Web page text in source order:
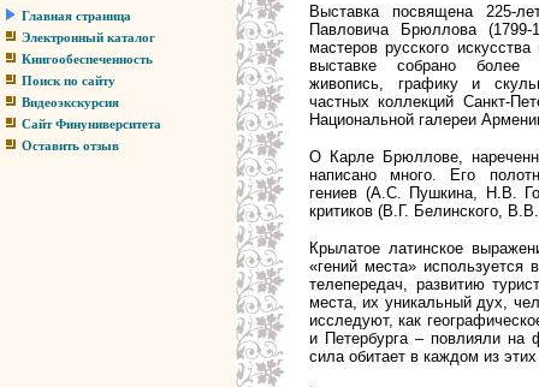
Главная страница
Электронный каталог
Книгообеспеченность
Поиск по сайту
Видеоэкскурсия
Сайт Финуниверситета
Оставить отзыв
Выставка посвящена 225-
Павловича Брюллова
мастеров русского
выставке собрано более
живопись, графику и
частных коллекций Санкт-
Национальной галереи
О Карле Брюллове,
написано много. Его
гениев (А.С. Пушкина, Н.В.
критиков (В.Г. Белинского,
Крылатое латинское
«гений места»
телепередач, развитию
места, их уникальный дух,
исследуют, как
и Петербурга – повлияли на
сила обитает в каждом из